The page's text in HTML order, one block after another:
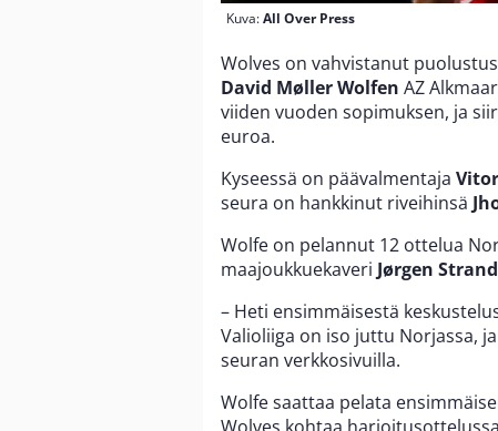
Kuva:All Over Press
Wolves on vahvistanut
David Møller Wolfen AZ
viiden vuoden sopimuksen, ja
euroa.
Kyseessä on päävalmentaja
seura on hankkinut riveihinsä
Wolfe on pelannut 12 ottelua
maajoukkuekaveri Jørgen
– Heti ensimmäisestä
Valioliiga on iso juttu Norjassa,
seuran verkkosivuilla.
Wolfe saattaa pelata